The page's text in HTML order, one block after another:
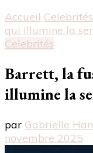
Accueil Celebrités
qui illumine la
Celebrités
Barrett, la
illumine la
par Gabrielle
novembre 2025